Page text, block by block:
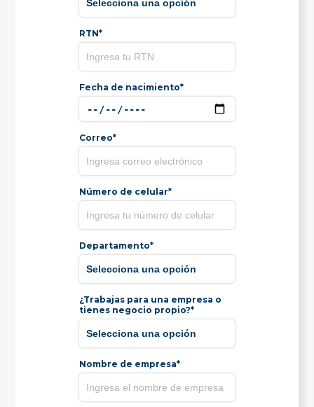
RTN*
Fecha de nacimiento*
Correo*
Número de celular*
Departamento*
¿Trabajas para una empresa o
tienes negocio propio?*
Nombre de empresa*